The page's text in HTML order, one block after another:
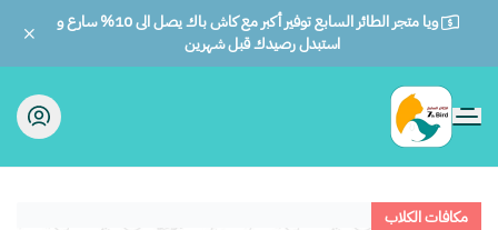
ويا متجر الطائر السابع توفير أكبر مع كاش باك يصل الى 10% سارع و
استبدل رصيدك قبل شهرين
الطائر السابع للحيوانات
مكافات الكلاب